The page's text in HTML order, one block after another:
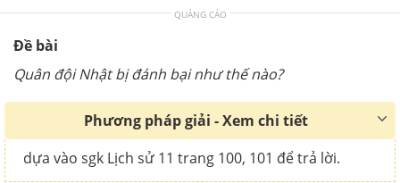
QUẢNG CÁO
Đề bài
Quân đội Nhật bị đánh bại như thế nào?
Phương pháp giải - Xem chi tiết
dựa vào sgk Lịch sử 11 trang 100, 101 để trả lời.